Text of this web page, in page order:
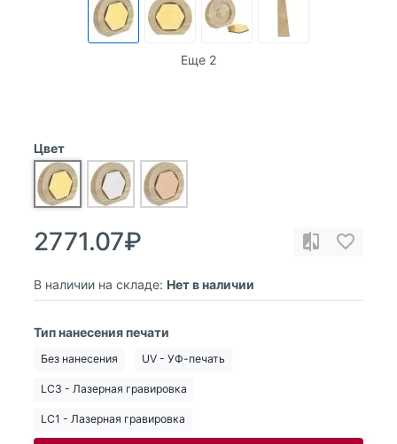
Еще 2
Цвет
2771.07₽
В наличии на складе: Нет в наличии
Тип нанесения печати
Без нанесения UV - УФ-печать
LC3 - Лазерная гравировка
LC1 - Лазерная гравировка